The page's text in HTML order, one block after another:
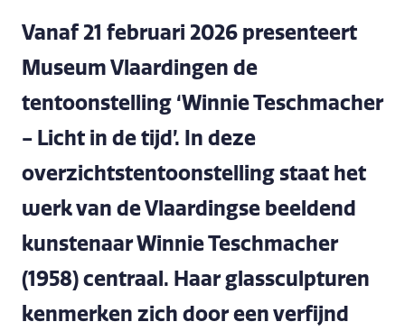
Vanaf 21 februari 2026 presenteert
Museum Vlaardingen de
tentoonstelling ‘Winnie Teschmacher
- Licht in de tijd’. In deze
overzichtstentoonstelling staat het
werk van de Vlaardingse beeldend
kunstenaar Winnie Teschmacher
(1958) centraal. Haar glassculpturen
kenmerken zich door een verfijnd